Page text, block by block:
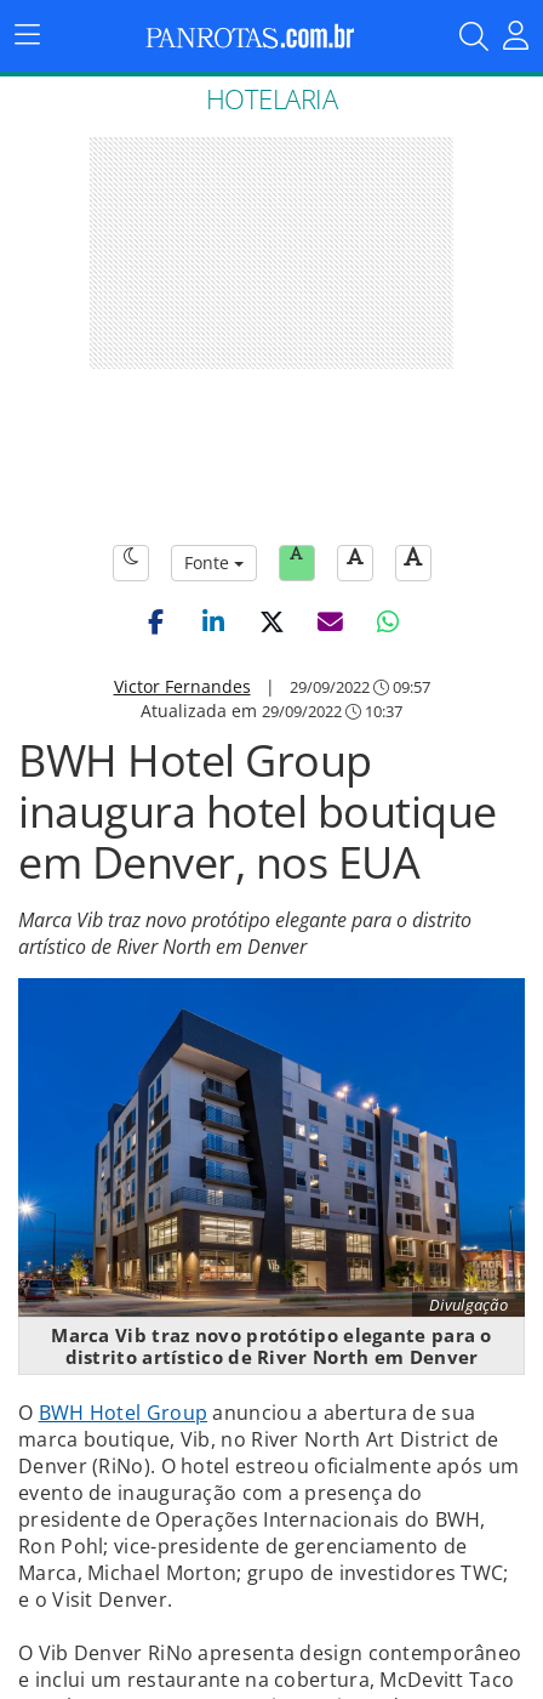
Menu
Principal
HOTELARIA
Fonte
Victor Fernandes | 29/09/2022 09:57
Atualizada em 29/09/2022 10:37
BWH Hotel Group
inaugura hotel boutique
em Denver, nos EUA
Marca Vib traz novo protótipo elegante para o distrito
artístico de River North em Denver
Divulgação
Marca Vib traz novo protótipo elegante para o
distrito artístico de River North em Denver
O BWH Hotel Group anunciou a abertura de sua
marca boutique, Vib, no River North Art District de
Denver (RiNo). O hotel estreou oficialmente após um
evento de inauguração com a presença do
presidente de Operações Internacionais do BWH,
Ron Pohl; vice-presidente de gerenciamento de
Marca, Michael Morton; grupo de investidores TWC;
e o Visit Denver.
O Vib Denver RiNo apresenta design contemporâneo
e inclui um restaurante na cobertura, McDevitt Taco